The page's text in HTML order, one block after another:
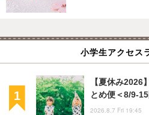
小学生アクセス
【夏休み2026
とめ便＜8/9-15
2026.8.7 Fri 19:45